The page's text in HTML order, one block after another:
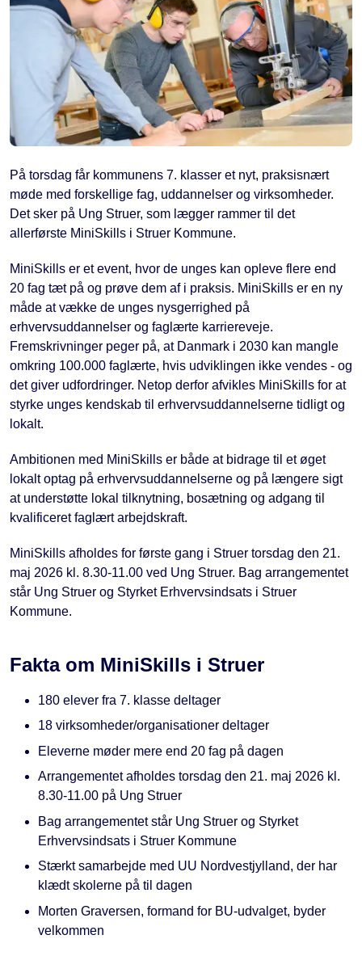
På torsdag får kommunens 7. klasser et nyt, praksisnært
møde med forskellige fag, uddannelser og virksomheder.
Det sker på Ung Struer, som lægger rammer til det
allerførste MiniSkills i Struer Kommune.
MiniSkills er et event, hvor de unges kan opleve flere end
20 fag tæt på og prøve dem af i praksis. MiniSkills er en ny
måde at vække de unges nysgerrighed på
erhvervsuddannelser og faglærte karriereveje.
Fremskrivninger peger på, at Danmark i 2030 kan mangle
omkring 100.000 faglærte, hvis udviklingen ikke vendes - og
det giver udfordringer. Netop derfor afvikles MiniSkills for at
styrke unges kendskab til erhvervsuddannelserne tidligt og
lokalt.
Ambitionen med MiniSkills er både at bidrage til et øget
lokalt optag på erhvervsuddannelserne og på længere sigt
at understøtte lokal tilknytning, bosætning og adgang til
kvalificeret faglært arbejdskraft.
MiniSkills afholdes for første gang i Struer torsdag den 21.
maj 2026 kl. 8.30-11.00 ved Ung Struer. Bag arrangementet
står Ung Struer og Styrket Erhvervsindsats i Struer
Kommune.
Fakta om MiniSkills i Struer
180 elever fra 7. klasse deltager
18 virksomheder/organisationer deltager
Eleverne møder mere end 20 fag på dagen
Arrangementet afholdes torsdag den 21. maj 2026 kl.
8.30-11.00 på Ung Struer
Bag arrangementet står Ung Struer og Styrket
Erhvervsindsats i Struer Kommune
Stærkt samarbejde med UU Nordvestjylland, der har
klædt skolerne på til dagen
Morten Graversen, formand for BU-udvalget, byder
velkommen